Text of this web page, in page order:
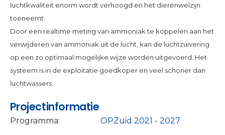
luchtkwaliteit enorm wordt verhoogd en het dierenwelzijn
toeneemt.
Door een realtime meting van ammoniak te koppelen aan het
verwijderen van ammoniak uit de lucht, kan de luchtzuivering
op een zo optimaal mogelijke wijze worden uitgevoerd. Het
systeem is in de exploitatie goedkoper en veel schoner dan
luchtwassers.
Projectinformatie
Programma: OPZuid 2021 - 2027